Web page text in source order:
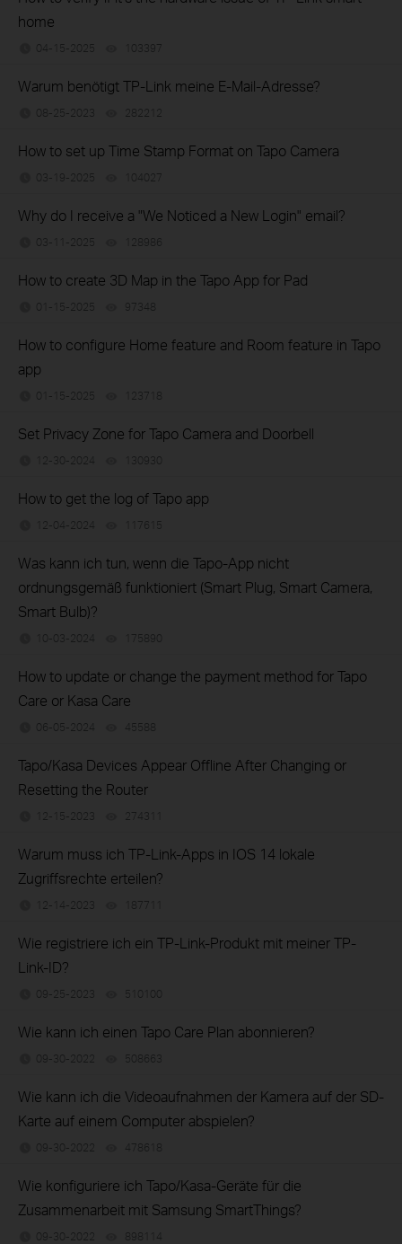
home
04-15-2025 103397
Warum benötigt TP-Link meine E-Mail-Adresse?
08-25-2023 282212
How to set up Time Stamp Format on Tapo Camera
03-19-2025 104027
Why do I receive a "We Noticed a New Login" email?
03-11-2025 128986
How to create 3D Map in the Tapo App for Pad
01-15-2025 97348
How to configure Home feature and Room feature in Tapo
app
01-15-2025 123718
Set Privacy Zone for Tapo Camera and Doorbell
12-30-2024 130930
How to get the log of Tapo app
12-04-2024 117615
Was kann ich tun, wenn die Tapo-App nicht
ordnungsgemäß funktioniert (Smart Plug, Smart Camera,
Smart Bulb)?
10-03-2024 175890
How to update or change the payment method for Tapo
Care or Kasa Care
06-05-2024 45588
Tapo/Kasa Devices Appear Offline After Changing or
Resetting the Router
12-15-2023 274311
Warum muss ich TP-Link-Apps in IOS 14 lokale
Zugriffsrechte erteilen?
12-14-2023 187711
Wie registriere ich ein TP-Link-Produkt mit meiner TP-
Link-ID?
09-25-2023 510100
Wie kann ich einen Tapo Care Plan abonnieren?
09-30-2022 508663
Wie kann ich die Videoaufnahmen der Kamera auf der SD-
Karte auf einem Computer abspielen?
09-30-2022 478618
Wie konfiguriere ich Tapo/Kasa-Geräte für die
Zusammenarbeit mit Samsung SmartThings?
09-30-2022 898114